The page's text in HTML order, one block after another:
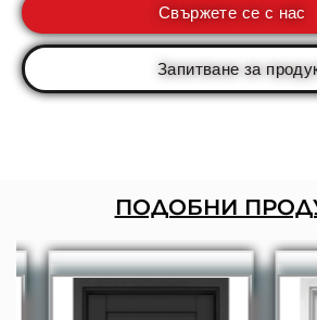
Свържете се с нас
Запитване за
ПОДОБНИ